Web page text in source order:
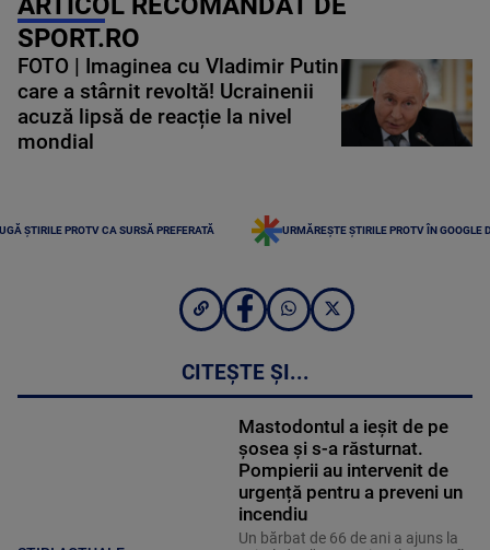
SPORT.RO
FOTO | Imaginea cu Vladimir Putin
care a stârnit revoltă! Ucrainenii
acuză lipsă de reacție la nivel
mondial
ȘTIRILE PROTV CA SURSĂ PREFERATĂ URMĂREȘTE ȘTIRILE PROTV ÎN GOOGLE
CITEȘTE ȘI...
Mastodontul a ieșit de pe
șosea și s-a răsturnat.
Pompierii au intervenit de
urgență pentru a preveni un
incendiu
Un bărbat de 66 de ani a ajuns la